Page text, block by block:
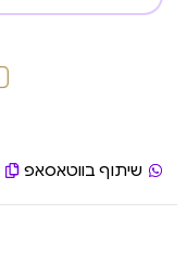
שיתוף בווטאסאפ